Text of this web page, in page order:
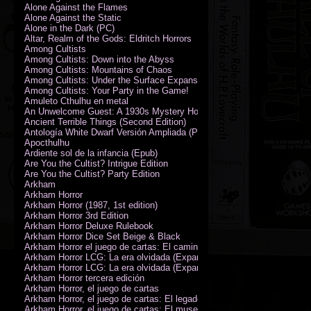
Alone Against the Flames
Alone Against the Static
Alone in the Dark (PC)
Altar, Realm of the Gods: Eldritch Horrors
Among Cultists
Among Cultists: Down into the Abyss
Among Cultists: Mountains of Chaos
Among Cultists: Under the Surface Expansion
Among Cultists: Your Party in the Game!
Amuleto Cthulhu en metal
An Unwelcome Guest: A 1930s Mystery Horror Adventure RPG
Ancient Terrible Things (Second Edition)
Antología White Dwarf Versión Ampliada (PDF)
Apocthulhu
Ardiente sol de la infancia (Epub)
Are You the Cultist? Intrigue Edition
Are You the Cultist? Party Edition
Arkham
Arkham Horror
Arkham Horror (1987, 1st edition)
Arkham Horror 3rd Edition
Arkham Horror Deluxe Rulebook
Arkham Horror Dice Set Beige & Black
Arkham Horror el juego de cartas: El camino a Carcosa - Exp.
Arkham Horror LCG: La era olvidada (Expansión de campaña)
Arkham Horror LCG: La era olvidada (Expansión de investigadores)
Arkham Horror tercera edición
Arkham Horror, el juego de cartas
Arkham Horror, el juego de cartas: El legado de Dunwich expansión